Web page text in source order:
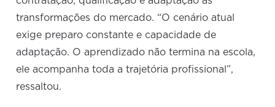
transformações do mercado. “O cenário atual
exige preparo constante e capacidade de
adaptação. O aprendizado não termina na escola,
ele acompanha toda a trajetória profissional”,
ressaltou.